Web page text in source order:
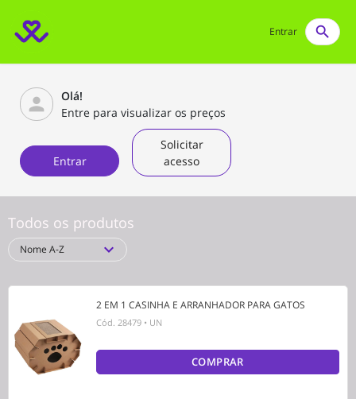
Entrar search
person
Olá!
Entre para visualizar os preços
Entrar
Solicitar
acesso
Todos os produtos
Nome A-Z expand_more
2 EM 1 CASINHA E ARRANHADOR PARA GATOS
Cód. 28479 • UN
COMPRAR